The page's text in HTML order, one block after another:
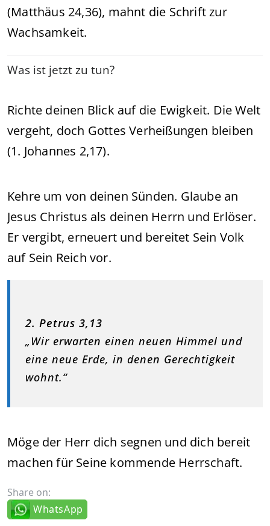
(Matthäus 24,36), mahnt die Schrift zur
Wachsamkeit.
Was ist jetzt zu tun?
Richte deinen Blick auf die Ewigkeit. Die Welt
vergeht, doch Gottes Verheißungen bleiben
(1. Johannes 2,17).
Kehre um von deinen Sünden. Glaube an
Jesus Christus als deinen Herrn und Erlöser.
Er vergibt, erneuert und bereitet Sein Volk
auf Sein Reich vor.
2. Petrus 3,13
„Wir erwarten einen neuen Himmel und
eine neue Erde, in denen Gerechtigkeit
wohnt.“
Möge der Herr dich segnen und dich bereit
machen für Seine kommende Herrschaft.
Share on:
WhatsApp